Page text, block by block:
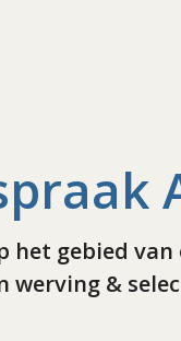
het gebied
&